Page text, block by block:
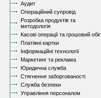
Аудит
Операційний супровід
Розробка продуктів та
методологія
Касові операції та грошовий обіг
Платіжні картки
Інформаційні технології
Маркетинг та реклама
Юридична служба
Стягнення заборгованості
Служба безпеки
Управління персоналом